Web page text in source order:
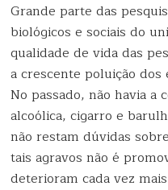
Grande parte das
biológicos e sociais do
qualidade de vida das
a crescente poluição
No passado, não havia
alcoólica, cigarro e
não restam dúvidas
tais agravos não é
deterioram cada vez